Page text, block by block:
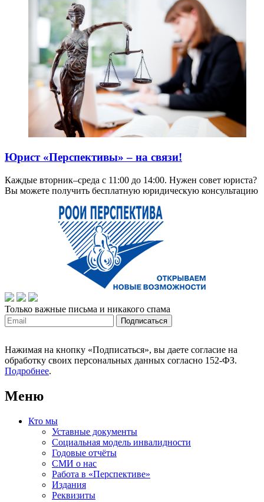
Юрист «Перспективы» – на связи!
Каждые вторник–среда с 11:00 до 14:00. Нужен совет юриста?
Вы можете получить бесплатную юридическую консультацию
Только важные письма и никакого спама
Нажимая на кнопку «Подписаться», вы даете согласие на
обработку своих персональных данных согласно 152-ФЗ.
Подробнее.
Меню
Кто мы
Уставные документы
Социальная модель инвалидности
Годовые отчёты
СМИ о нас
Работа в «Перспективе»
Издания
Реквизиты